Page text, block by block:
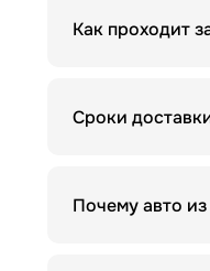
Как проходит
Сроки
Почему авто